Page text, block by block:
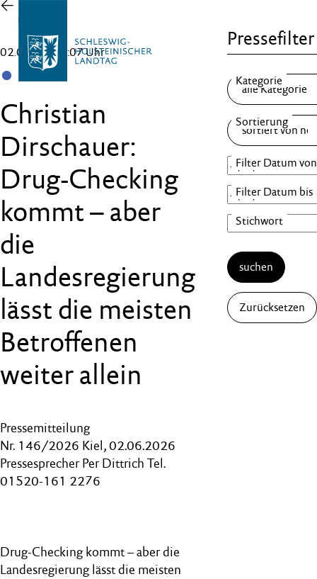
Zur
Übersicht
02.06.26 , 16:07 Uhr
Christian
Dirschauer:
Drug-Checking
kommt – aber
die
Landesregierung
lässt die meisten
Betroffenen
weiter allein
Pressemitteilung
Nr. 146/2026 Kiel, 02.06.2026
Pressesprecher Per Dittrich Tel.
01520-161 2276
Drug-Checking kommt – aber die
Landesregierung lässt die meisten
Pressefilter
suchen
Zurücksetzen